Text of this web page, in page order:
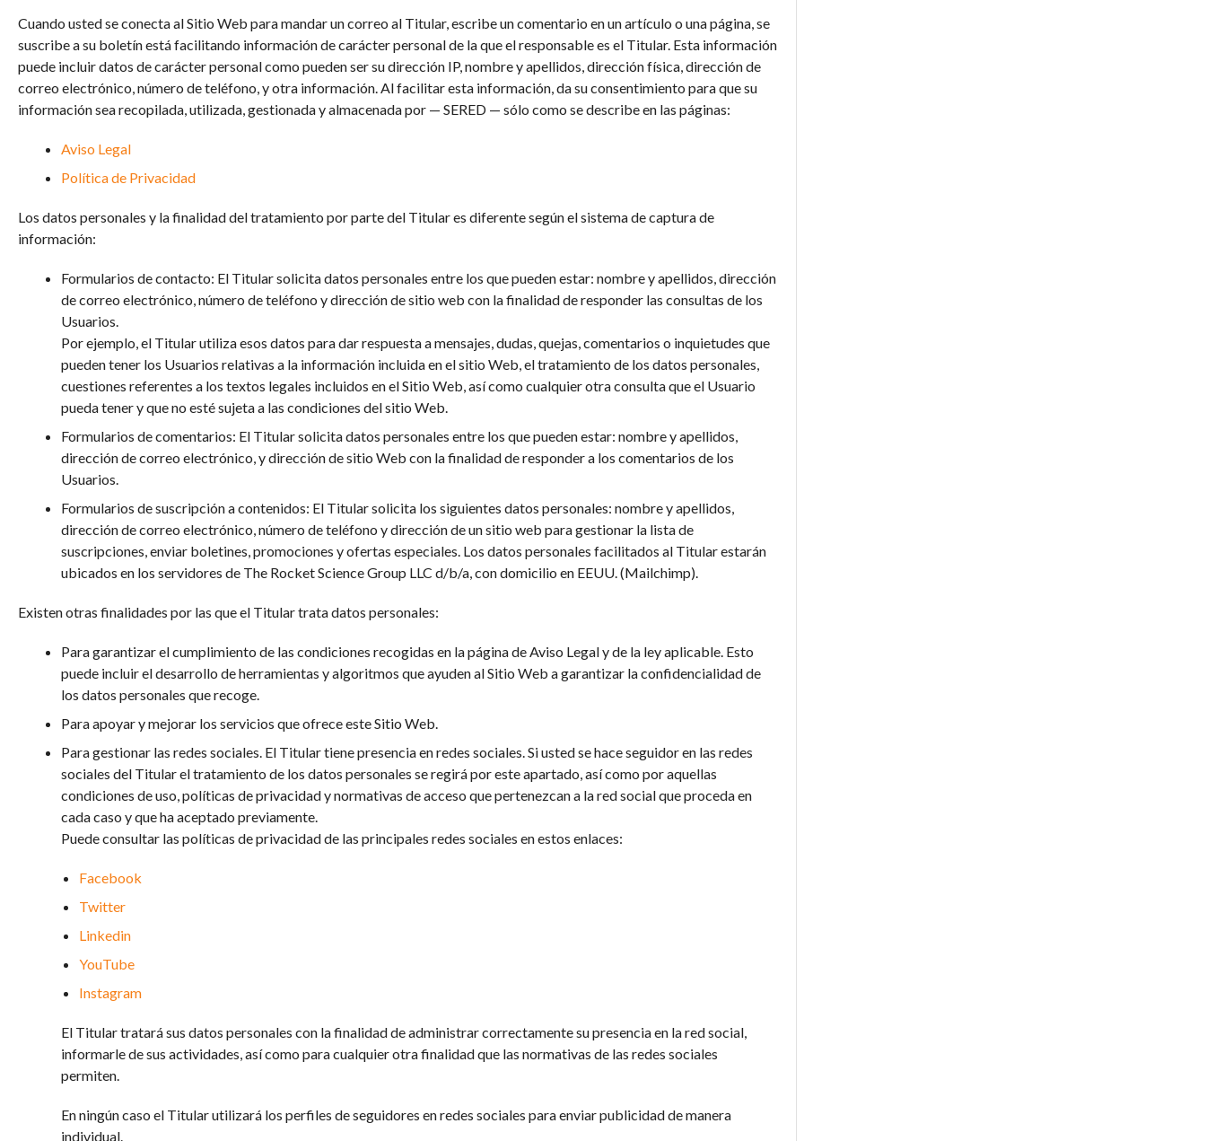
Cuando usted se conecta al Sitio Web para mandar un correo al Titular, escribe un comentario en un artículo o una página, se
suscribe a su boletín está facilitando información de carácter personal de la que el responsable es el Titular. Esta información
puede incluir datos de carácter personal como pueden ser su dirección IP, nombre y apellidos, dirección física, dirección de
correo electrónico, número de teléfono, y otra información. Al facilitar esta información, da su consentimiento para que su
información sea recopilada, utilizada, gestionada y almacenada por — SERED — sólo como se describe en las páginas:
Aviso Legal
Política de Privacidad
Los datos personales y la finalidad del tratamiento por parte del Titular es diferente según el sistema de captura de
información:
Formularios de contacto: El Titular solicita datos personales entre los que pueden estar: nombre y apellidos, dirección
de correo electrónico, número de teléfono y dirección de sitio web con la finalidad de responder las consultas de los
Usuarios.
Por ejemplo, el Titular utiliza esos datos para dar respuesta a mensajes, dudas, quejas, comentarios o inquietudes que
pueden tener los Usuarios relativas a la información incluida en el sitio Web, el tratamiento de los datos personales,
cuestiones referentes a los textos legales incluidos en el Sitio Web, así como cualquier otra consulta que el Usuario
pueda tener y que no esté sujeta a las condiciones del sitio Web.
Formularios de comentarios: El Titular solicita datos personales entre los que pueden estar: nombre y apellidos,
dirección de correo electrónico, y dirección de sitio Web con la finalidad de responder a los comentarios de los
Usuarios.
Formularios de suscripción a contenidos: El Titular solicita los siguientes datos personales: nombre y apellidos,
dirección de correo electrónico, número de teléfono y dirección de un sitio web para gestionar la lista de
suscripciones, enviar boletines, promociones y ofertas especiales. Los datos personales facilitados al Titular estarán
ubicados en los servidores de The Rocket Science Group LLC d/b/a, con domicilio en EEUU. (Mailchimp).
Existen otras finalidades por las que el Titular trata datos personales:
Para garantizar el cumplimiento de las condiciones recogidas en la página de Aviso Legal y de la ley aplicable. Esto
puede incluir el desarrollo de herramientas y algoritmos que ayuden al Sitio Web a garantizar la confidencialidad de
los datos personales que recoge.
Para apoyar y mejorar los servicios que ofrece este Sitio Web.
Para gestionar las redes sociales. El Titular tiene presencia en redes sociales. Si usted se hace seguidor en las redes
sociales del Titular el tratamiento de los datos personales se regirá por este apartado, así como por aquellas
condiciones de uso, políticas de privacidad y normativas de acceso que pertenezcan a la red social que proceda en
cada caso y que ha aceptado previamente.
Puede consultar las políticas de privacidad de las principales redes sociales en estos enlaces:
Facebook
Twitter
Linkedin
YouTube
Instagram
El Titular tratará sus datos personales con la finalidad de administrar correctamente su presencia en la red social,
informarle de sus actividades, así como para cualquier otra finalidad que las normativas de las redes sociales
permiten.
En ningún caso el Titular utilizará los perfiles de seguidores en redes sociales para enviar publicidad de manera
individual.